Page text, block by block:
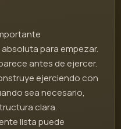
para empezar.
antes de ejercer.
ejerciendo con
sea necesario,
clara.
lista puede